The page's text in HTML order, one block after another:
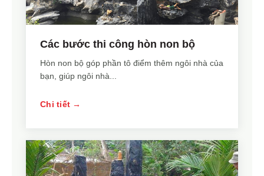
Các bước thi công hòn non bộ
Hòn non bộ góp phần tô điểm thêm ngôi nhà của
bạn, giúp ngôi nhà...
Chi tiết →